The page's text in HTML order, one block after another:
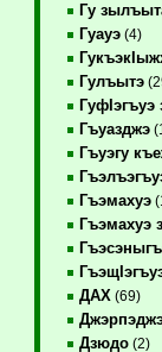
Гу
Гуауэ(4)
Гулъытэ
ГуфIэгъуэ
Гъуазджэ
Гъуэгу
Гъэмахуэ
Гъэмахуэ
ДАХ (69)
Дзюдо(2)